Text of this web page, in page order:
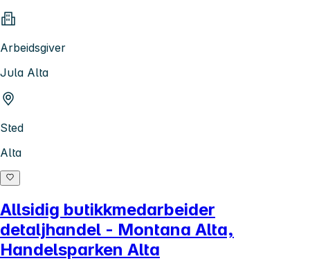
Arbeidsgiver
Jula Alta
Sted
Alta
Allsidig butikkmedarbeider
detaljhandel - Montana Alta,
Handelsparken Alta